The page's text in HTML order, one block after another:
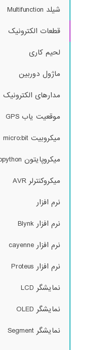
شیلد Multifunction
قطعات الکترونیک
لحیم کاری
ماژول دوربین
مدارهای الکترونیک
موقعیت یاب GPS
میکروبیت micro:bit
میکروپایتون Micropython
میکروکنترلر AVR
نرم افزار
نرم افزار Blynk
نرم افزار cayenne
نرم افزار Proteus
نمایشگر LCD
نمایشگر OLED
نمایشگر Segment